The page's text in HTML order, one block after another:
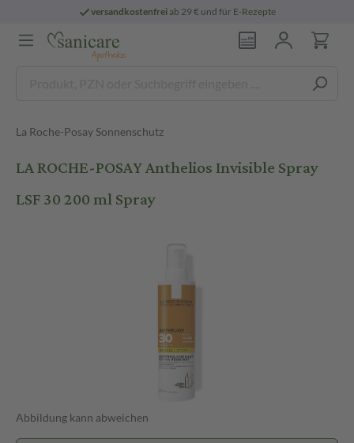
versandkostenfreiab 29 € und für E-Rezepte
La Roche-Posay Sonnenschutz
LA ROCHE-POSAY Anthelios Invisible Spray
LSF 30 200 ml Spray
Abbildung kann abweichen